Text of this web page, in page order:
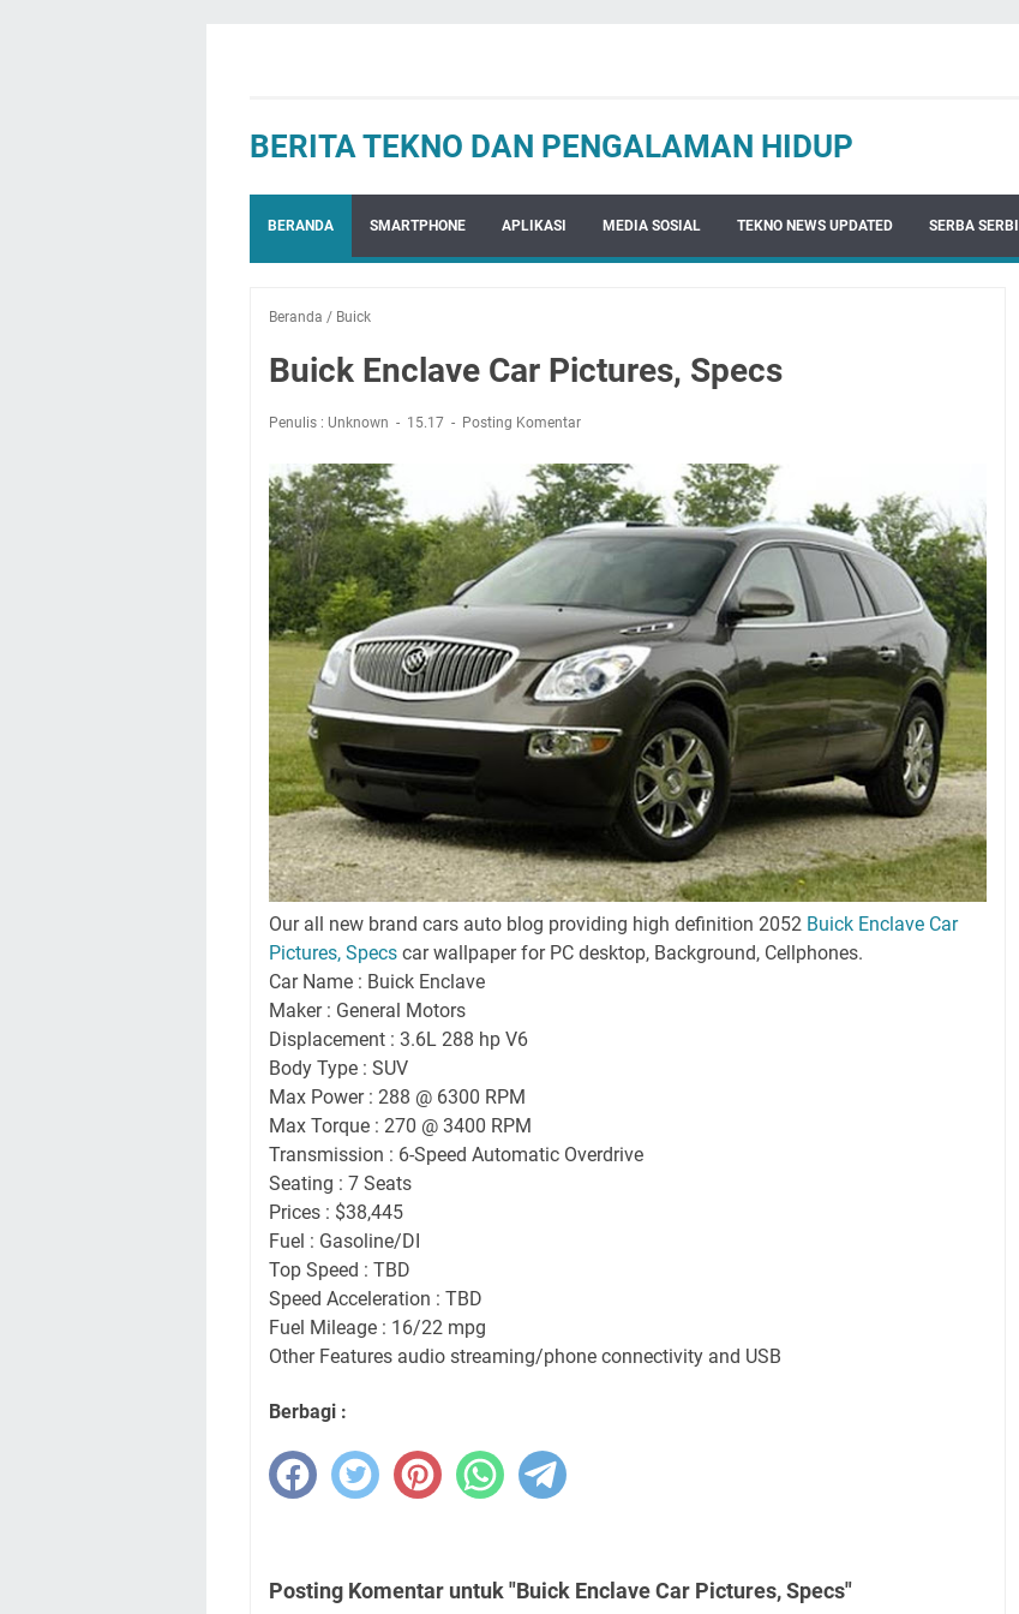
BERITA TEKNO DAN PENGALAMAN HIDUP
BERANDA SMARTPHONE APLIKASI MEDIA SOSIAL TEKNO NEWS UPDATED SERBA
Beranda / Buick
Buick Enclave Car Pictures, Specs
Penulis : Unknown 15.17 Posting Komentar
Our all new brand cars auto blog providing high definition 2052 Buick Enclave Car
Pictures, Specs car wallpaper for PC desktop, Background, Cellphones.
Car Name : Buick Enclave
Maker : General Motors
Displacement : 3.6L 288 hp V6
Body Type : SUV
Max Power : 288 @ 6300 RPM
Max Torque : 270 @ 3400 RPM
Transmission : 6-Speed Automatic Overdrive
Seating : 7 Seats
Prices : $38,445
Fuel : Gasoline/DI
Top Speed : TBD
Speed Acceleration : TBD
Fuel Mileage : 16/22 mpg
Other Features audio streaming/phone connectivity and USB
Berbagi :
Posting Komentar untuk "Buick Enclave Car Pictures, Specs"